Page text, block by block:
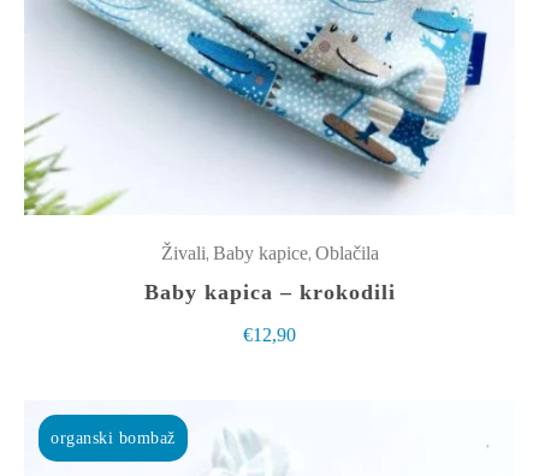
več
različic.
Možnosti
lahko
izberete
na
Živali, Baby kapice, Oblačila
Baby kapica – krokodili
€12,90
organski bombaž